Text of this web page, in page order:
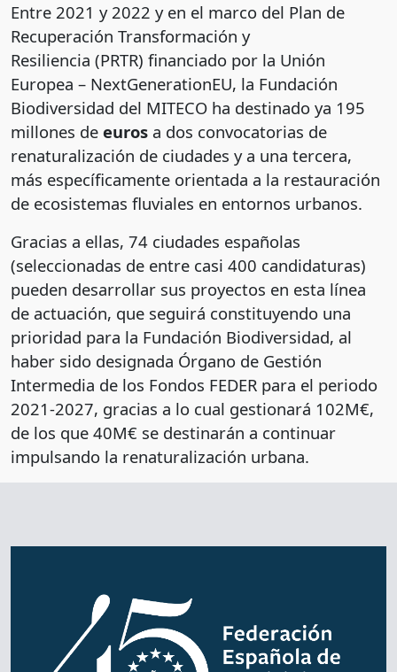
Entre 2021 y 2022 y en el marco del Plan de
Recuperación Transformación y
Resiliencia (PRTR) financiado por la Unión
Europea – NextGenerationEU, la Fundación
Biodiversidad del MITECO ha destinado ya 195
millones de euros a dos convocatorias de
renaturalización de ciudades y a una tercera,
más específicamente orientada a la restauración
de ecosistemas fluviales en entornos urbanos.
Gracias a ellas, 74 ciudades españolas
(seleccionadas de entre casi 400 candidaturas)
pueden desarrollar sus proyectos en esta línea
de actuación, que seguirá constituyendo una
prioridad para la Fundación Biodiversidad, al
haber sido designada Órgano de Gestión
Intermedia de los Fondos FEDER para el periodo
2021-2027, gracias a lo cual gestionará 102M€,
de los que 40M€ se destinarán a continuar
impulsando la renaturalización urbana.